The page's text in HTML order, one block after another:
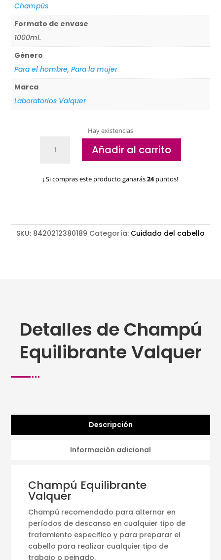
Champús
Formato de envase
1000ml.
Género
Para el hombre,Para la mujer
Marca
Laboratorios Valquer
Hay existencias
Equilibrante
cantidad
Añadir al carrito
¡ Si compras este producto ganarás24puntos!
SKU: 8420212380189 Categoría: Cuidado del cabello
Detalles de Champú
Equilibrante Valquer
Descripción
Información adicional
Champú Equilibrante
Valquer
Champú recomendado para alternar en
períodos de descanso en cualquier tipo de
tratamiento especifico y para preparar el
cabello para realizar cualquier tipo de
trabajo o peinado.